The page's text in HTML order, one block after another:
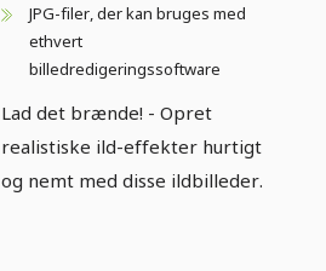
JPG-filer, der kan bruges med
ethvert
billedredigeringssoftware
Lad det brænde! - Opret
realistiske ild-effekter hurtigt
og nemt med disse ildbilleder.